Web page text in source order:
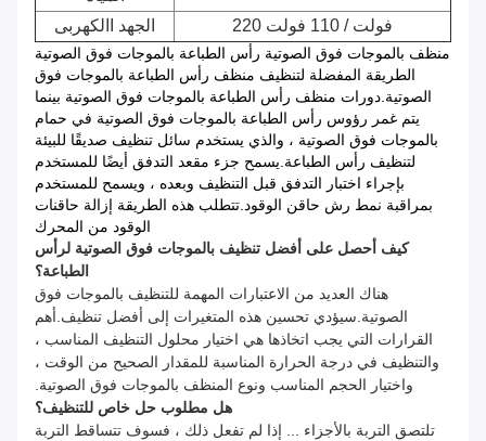
الجهد االكهربى
220 فولت / 110 فولت
منظف ​​بالموجات فوق الصوتية رأس الطباعة بالموجات فوق الصوتية
الطريقة المفضلة لتنظيف منظف رأس الطباعة بالموجات فوق
الصوتية.دورات منظف رأس الطباعة بالموجات فوق الصوتية بينما
يتم غمر رؤوس رأس الطباعة بالموجات فوق الصوتية في حمام
بالموجات فوق الصوتية ، والذي يستخدم سائل تنظيف صديقًا للبيئة
لتنظيف رأس الطباعة.يسمح جزء مقعد التدفق أيضًا للمستخدم
بإجراء اختبار التدفق قبل التنظيف وبعده ، ويسمح للمستخدم
بمراقبة نمط رش حاقن الوقود.تتطلب هذه الطريقة إزالة حاقنات
الوقود من المحرك
كيف أحصل على أفضل تنظيف بالموجات فوق الصوتية لرأس
الطباعة؟
هناك العديد من الاعتبارات المهمة للتنظيف بالموجات فوق
الصوتية.سيؤدي تحسين هذه المتغيرات إلى أفضل تنظيف.أهم
القرارات التي يجب اتخاذها هي اختيار محلول التنظيف المناسب ،
والتنظيف في درجة الحرارة المناسبة للمقدار الصحيح من الوقت ،
واختيار الحجم المناسب ونوع المنظف بالموجات فوق الصوتية.
هل مطلوب حل خاص للتنظيف؟
تلتصق التربة بالأجزاء ... إذا لم تفعل ذلك ، فسوف تتساقط التربة